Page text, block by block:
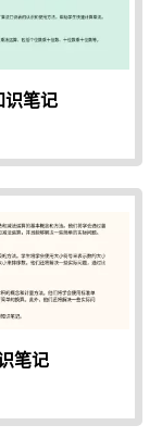
识笔记
笔记